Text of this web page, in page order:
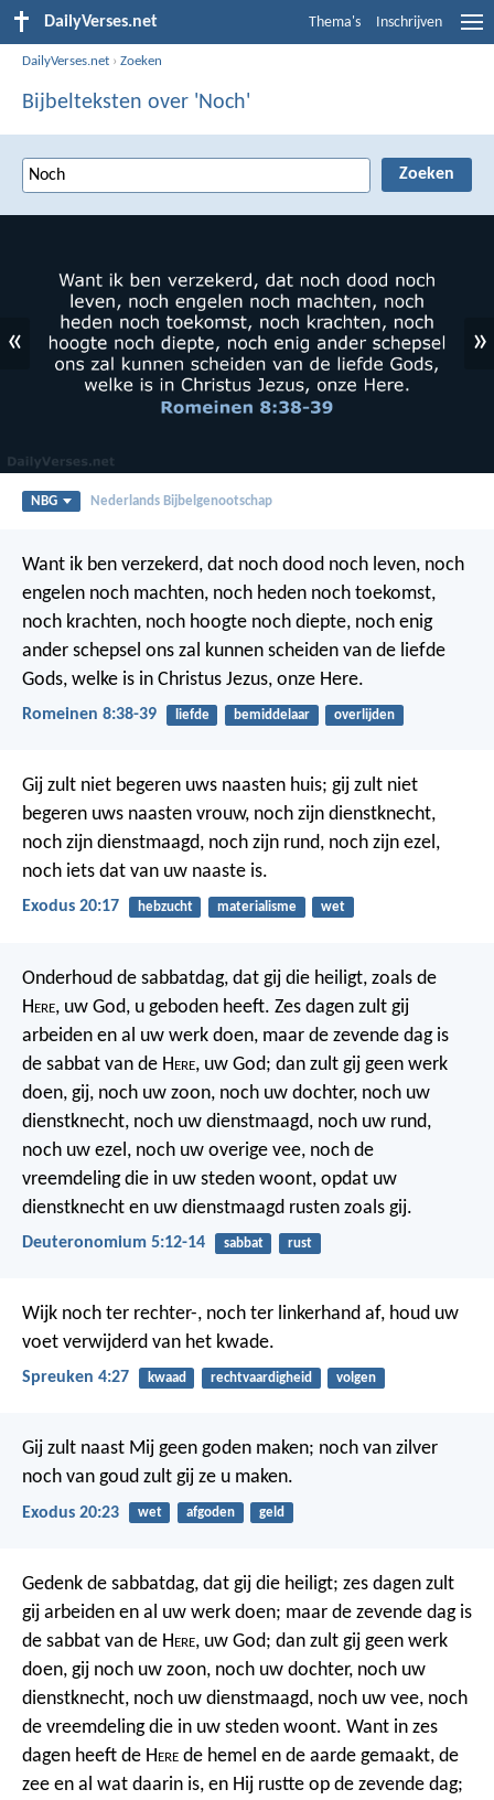
DailyVerses.net Thema's Inschrijven
DailyVerses.net ›Zoeken
Bijbelteksten over 'Noch'
« »
NBG Nederlands Bijbelgenootschap
Want ik ben verzekerd, dat noch dood noch leven, noch
engelen noch machten, noch heden noch toekomst,
noch krachten, noch hoogte noch diepte, noch enig
ander schepsel ons zal kunnen scheiden van de liefde
Gods, welke is in Christus Jezus, onze Here.
Romeinen 8:38-39 liefde bemiddelaar overlijden
Gij zult niet begeren uws naasten huis; gij zult niet
begeren uws naasten vrouw, noch zijn dienstknecht,
noch zijn dienstmaagd, noch zijn rund, noch zijn ezel,
noch iets dat van uw naaste is.
Exodus 20:17 hebzucht materialisme wet
Onderhoud de sabbatdag, dat gij die heiligt, zoals de
Here, uw God, u geboden heeft. Zes dagen zult gij
arbeiden en al uw werk doen, maar de zevende dag is
de sabbat van de Here, uw God; dan zult gij geen werk
doen, gij, noch uw zoon, noch uw dochter, noch uw
dienstknecht, noch uw dienstmaagd, noch uw rund,
noch uw ezel, noch uw overige vee, noch de
vreemdeling die in uw steden woont, opdat uw
dienstknecht en uw dienstmaagd rusten zoals gij.
Deuteronomium 5:12-14 sabbat rust
Wijk noch ter rechter-, noch ter linkerhand af, houd uw
voet verwijderd van het kwade.
Spreuken 4:27 kwaad rechtvaardigheid volgen
Gij zult naast Mij geen goden maken; noch van zilver
noch van goud zult gij ze u maken.
Exodus 20:23 wet afgoden geld
Gedenk de sabbatdag, dat gij die heiligt; zes dagen zult
gij arbeiden en al uw werk doen; maar de zevende dag is
de sabbat van de Here, uw God; dan zult gij geen werk
doen, gij noch uw zoon, noch uw dochter, noch uw
dienstknecht, noch uw dienstmaagd, noch uw vee, noch
de vreemdeling die in uw steden woont. Want in zes
dagen heeft de Here de hemel en de aarde gemaakt, de
zee en al wat daarin is, en Hij rustte op de zevende dag;